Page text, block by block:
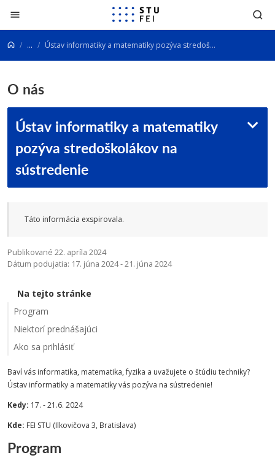
Prejsť na obsah
... Ústav informatiky a matematiky pozýva stredoškolákov na sústredenie
O nás
Ústav informatiky a matematiky
pozýva stredoškolákov na
sústredenie
Táto informácia exspirovala.
Publikované 22. apríla 2024
Dátum podujatia: 17. júna 2024 - 21. júna 2024
Na tejto stránke
Program
Niektorí prednášajúci
Ako sa prihlásiť
Baví vás informatika, matematika, fyzika a uvažujete o štúdiu techniky?
Ústav informatiky a matematiky vás pozýva na sústredenie!
Kedy: 17. - 21.6. 2024
Kde: FEI STU (Ilkovičova 3, Bratislava)
Program